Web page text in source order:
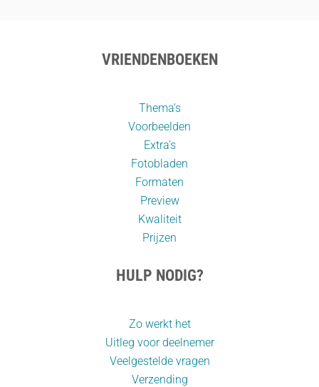
VRIENDENBOEKEN
Thema’s
Voorbeelden
Extra's
Fotobladen
Formaten
Preview
Kwaliteit
Prijzen
HULP NODIG?
Zo werkt het
Uitleg voor deelnemer
Veelgestelde vragen
Verzending